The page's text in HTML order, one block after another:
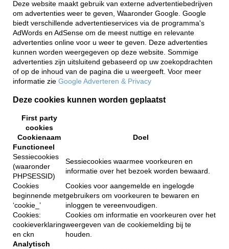
Deze website maakt gebruik van externe advertentiebedrijven
om advertenties weer te geven, Waaronder Google. Google
biedt verschillende advertentieservices via de programma's
AdWords en AdSense om de meest nuttige en relevante
advertenties online voor u weer te geven. Deze advertenties
kunnen worden weergegeven op deze website. Sommige
advertenties zijn uitsluitend gebaseerd op uw zoekopdrachten
of op de inhoud van de pagina die u weergeeft. Voor meer
informatie zie Google Adverteren & Privacy
Deze cookies kunnen worden geplaatst
First party
cookies
Cookienaam
Doel
Functioneel
Sessiecookies
(waaronder
PHPSESSID)
Sessiecookies waarmee voorkeuren en
informatie over het bezoek worden bewaard.
Cookies
beginnende met
‘cookie_’
Cookies voor aangemelde en ingelogde
gebruikers om voorkeuren te bewaren en
inloggen te vereenvoudigen.
Cookies:
cookieverklaring
en ckn
Cookies om informatie en voorkeuren over het
weergeven van de cookiemelding bij te
houden.
Analytisch